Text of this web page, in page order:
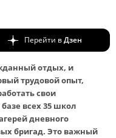
Перейти вДзен
отдых, и
трудовой опыт,
свои
всех 35 школ
дневного
бригад. Это важный